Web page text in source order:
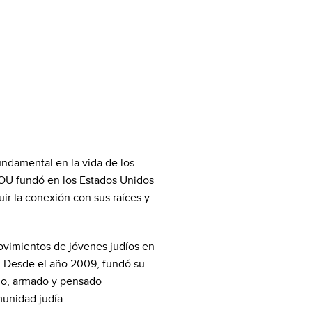
en la vida de los
fundó en los Estados Unidos
la conexión con sus raíces y
de jóvenes judíos en
el año 2009, fundó su
armado y pensado
judía.